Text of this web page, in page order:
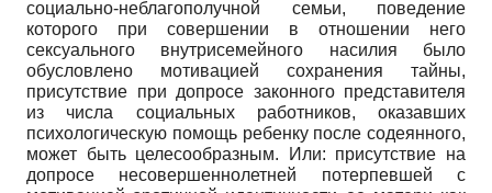
социально-неблагополучной семьи, поведение
которого при совершении в отношении него
сексуального внутрисемейного насилия было
обусловлено мотивацией сохранения тайны,
присутствие при допросе законного представителя
из числа социальных работников, оказавших
психологическую помощь ребенку после содеянного,
может быть целесообразным. Или: присутствие на
допросе несовершеннолетней потерпевшей с